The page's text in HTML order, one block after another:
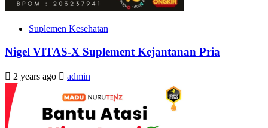
Suplemen Kesehatan
Nigel VITAS-X Suplement Kejantanan Pria
2 years ago admin